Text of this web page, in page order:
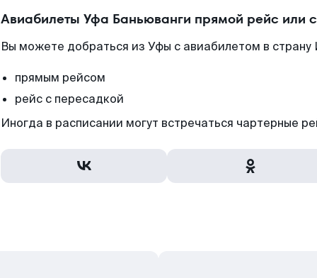
Авиабилеты Уфа Баньюванги прямой рейс или
Вы можете добраться из Уфы с авиабилетом в
прямым рейсом
рейс с пересадкой
Иногда в расписании могут встречаться чартерные